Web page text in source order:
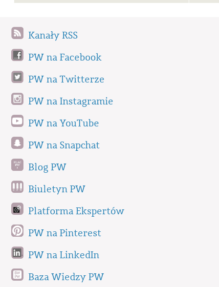
Kanały RSS
PW na Facebook
PW na Twitterze
PW na Instagramie
PW na YouTube
PW na Snapchat
Blog PW
Biuletyn PW
Platforma Ekspertów
PW na Pinterest
PW na LinkedIn
Baza Wiedzy PW